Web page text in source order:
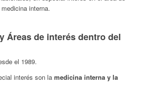
interna.
Áreas de interés dentro del
el 1989.
interés son la medicina interna y la